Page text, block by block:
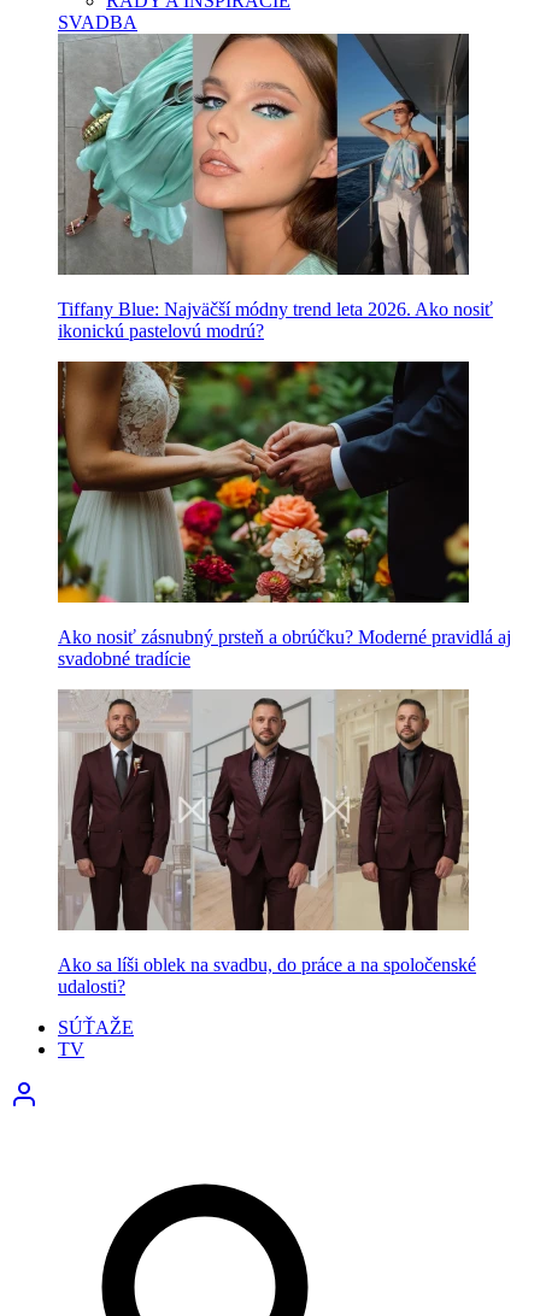
SVADBA
Tiffany Blue: Najväčší módny trend leta 2026. Ako nosiť
ikonickú pastelovú modrú?
Ako nosiť zásnubný prsteň a obrúčku? Moderné pravidlá aj
svadobné tradície
Ako sa líši oblek na svadbu, do práce a na spoločenské
udalosti?
SÚŤAŽE
TV